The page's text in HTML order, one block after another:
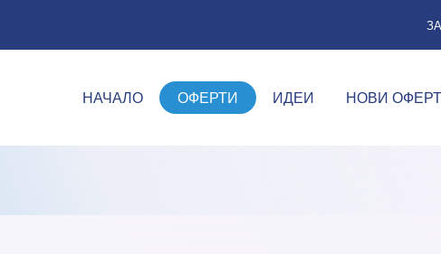
НАЧАЛО ОФЕРТИ ИДЕИ НОВИ